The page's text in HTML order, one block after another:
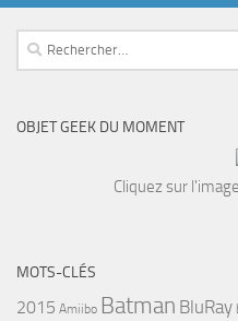
Rechercher :
OBJET GEEK DU MOMENT
Cliquez sur
MOTS-CLÉS
2015 Amiibo Batman BluRay